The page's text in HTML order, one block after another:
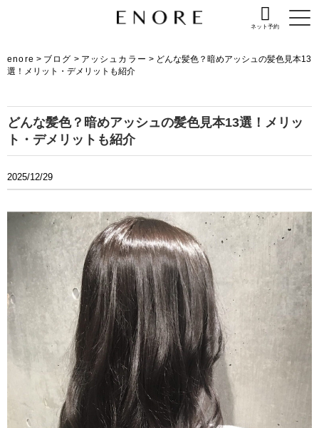
ネット予約
enore > ブログ > アッシュカラー > どんな髪色？暗めアッシュの髪色見本13
選！メリット・デメリットも紹介
どんな髪色？暗めアッシュの髪色見本13選！メリッ
ト・デメリットも紹介
2025/12/29